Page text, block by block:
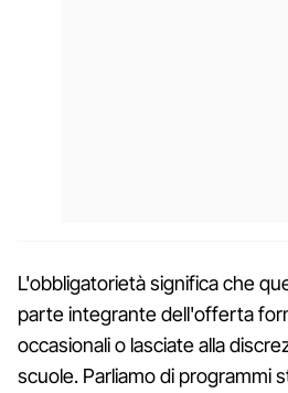
L'obbligatorietà significa che
parte integrante dell'offerta
occasionali o lasciate alla
scuole. Parliamo di programmi